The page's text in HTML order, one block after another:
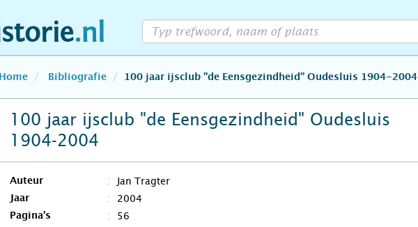
Home Bibliografie 100 jaar ijsclub "de Eensgezindheid" Oudesluis 1904-2004
100 jaar ijsclub "de Eensgezindheid" Oudesluis
1904-2004
Auteur Jan Tragter
Jaar 2004
Pagina's 56